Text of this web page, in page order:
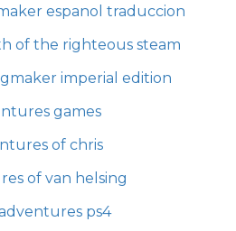
espanol traduccion
of the righteous steam
imperial edition
games
of chris
of van helsing
ps4